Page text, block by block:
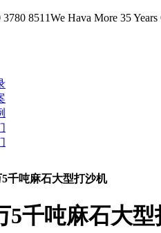
8511We Hava More 35
千吨麻石大型打沙机
5千吨麻石大